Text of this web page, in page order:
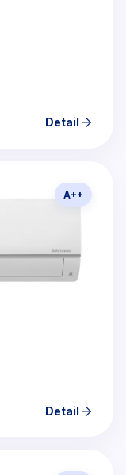
Detail
A++
Detail